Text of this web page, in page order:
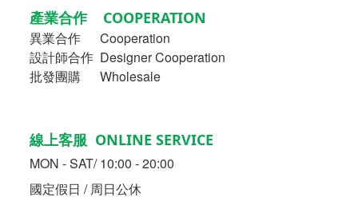
產業合作 COOPERATION
異業合作
Cooperation
設計師合作 Designer Cooperation
批發團購 Wholesale
線上客服 ONLINE SERVICE
MON - SAT/ 10:00 - 20:00
國定假日 / 周日公休